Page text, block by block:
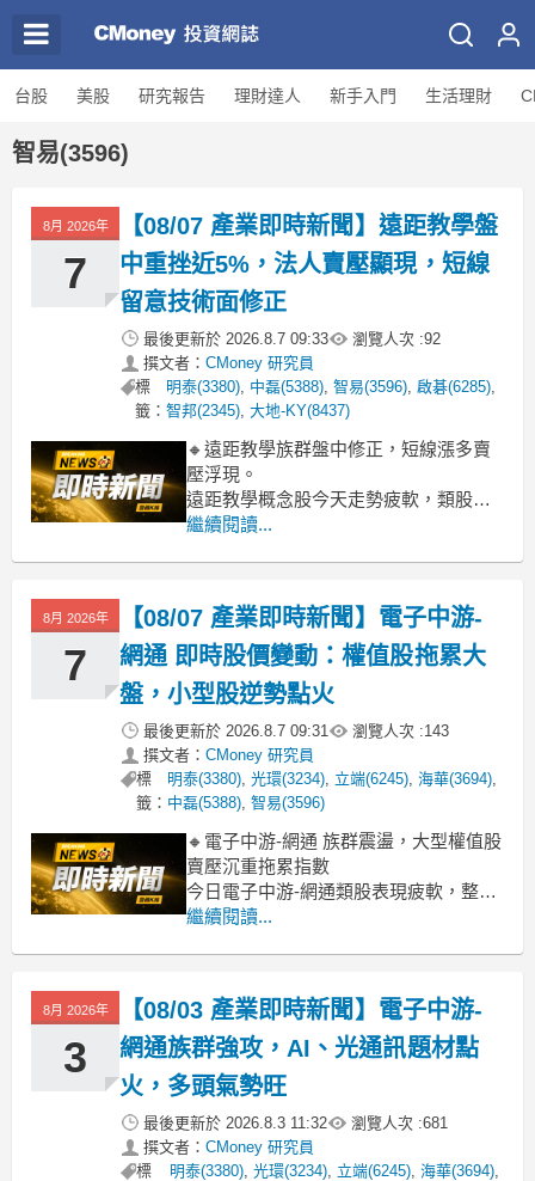
台股 美股 研究報告 理財達人 新手入門 生活理財
智易(3596)
8月 2026年
7
【08/07 產業即時新聞】遠距教學盤
中重挫近5%，法人賣壓顯現，短線
留意技術面修正
最後更新於 2026.8.7 09:33 瀏覽人次 :92
撰文者： CMoney 研究員
標
籤：
明泰(3380), 中磊(5388),智易(3596),啟碁(6285),
智邦(2345),大地-KY(8437)
🔸遠距教學族群盤中修正，短線漲多賣
壓浮現。
遠距教學概念股今天走勢疲軟，類股整
體下跌近5%，盤中賣壓相對沉重，顯示
儘管部分網通股如仲琦、明泰仍有零星
買盤點綴，但整體來看，缺乏明確利多
題材撐腰，加上先前部分個股漲幅已
繼續閱讀...
8月 2026年
7
【08/07 產業即時新聞】電子中游-
網通 即時股價變動：權值股拖累大
盤，小型股逆勢點火
最後更新於 2026.8.7 09:31 瀏覽人次 :143
撰文者： CMoney 研究員
標
籤：
明泰(3380),光環(3234), 立端(6245),海華(3694),
中磊(5388),智易(3596)
🔸電子中游-網通 族群震盪，大型權值股
賣壓沉重拖累指數
今日電子中游-網通類股表現疲軟，整體
族群指數下跌4.41%，盤中主要受到權值
上並無特定重大利空消息浮現，但市場
對於先前漲幅較大的指標股，普遍出現
獲利了
繼續閱讀...
8月 2026年
3
【08/03 產業即時新聞】電子中游-
網通族群強攻，AI、光通訊題材點
火，多頭氣勢旺
最後更新於 2026.8.3 11:32 瀏覽人次 :681
撰文者： CMoney 研究員
標
明泰(3380),光環(3234), 立端(6245),海華(3694),